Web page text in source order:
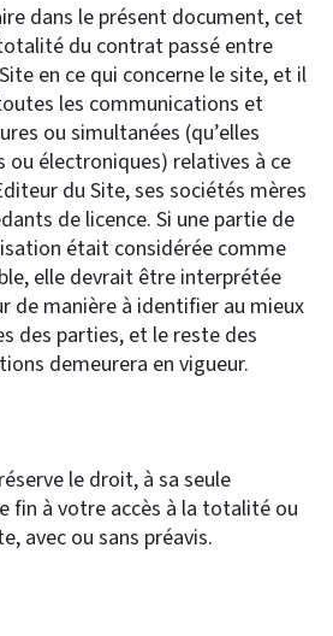
dans le présent document, cet
du contrat passé entre
en ce qui concerne le site, et il
les communications et
ou simultanées (qu’elles
ou électroniques) relatives à ce
du Site, ses sociétés mères
de licence. Si une partie de
était considérée comme
elle devrait être interprétée
de manière à identifier au mieux
des parties, et le reste des
demeurera en vigueur.
le droit, à sa seule
fin à votre accès à la totalité ou
avec ou sans préavis.